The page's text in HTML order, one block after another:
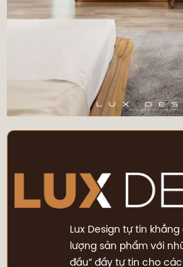
Lux Design tự tin
lượng sản phẩm với
đầu” đầy tự tin cho